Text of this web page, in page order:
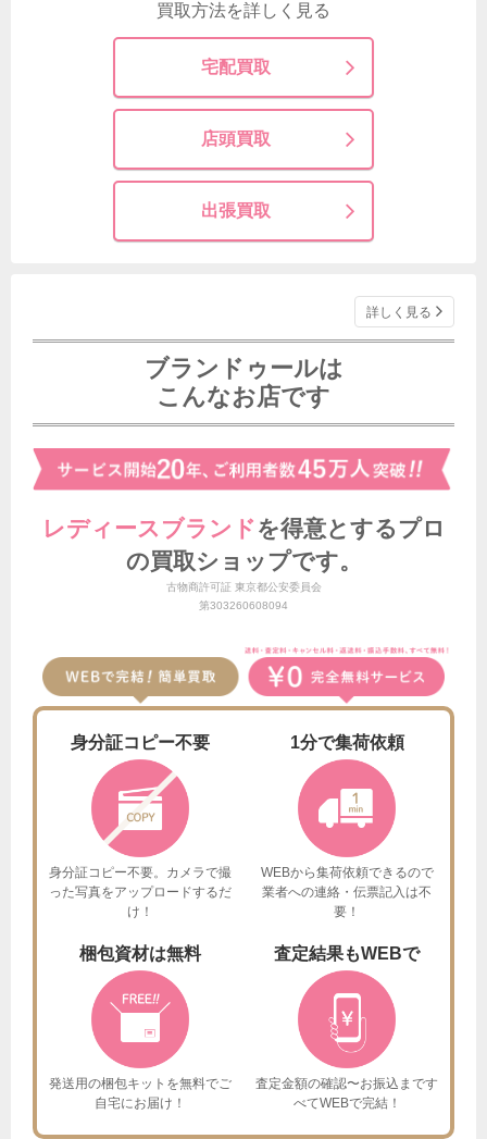
買取方法を詳しく見る
宅配買取
店頭買取
出張買取
詳しく見る
ブランドゥールは
こんなお店です
レディースブランド を得意とする プロ
の買取ショップです。
古物商許可証 東京都公安委員会
第303260608094
身分証コピー不要
身分証コピー不要。カメラで撮
った写真をアップロードするだ
け！
1分で集荷依頼
WEBから集荷依頼できるので
業者への連絡・伝票記入は不
要！
梱包資材は無料
発送用の梱包キットを無料でご
自宅にお届け！
査定結果もWEBで
査定金額の確認〜お振込まです
べてWEBで完結！